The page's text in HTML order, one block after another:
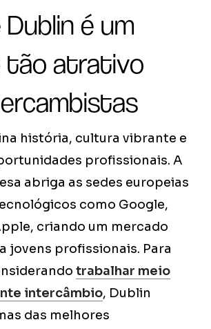
é um
tão atrativo
história, cultura vibrante e
profissionais. A
abriga as sedes europeias
como Google,
criando um mercado
jovens profissionais. Para
trabalhar meio
intercâmbio, Dublin
das melhores